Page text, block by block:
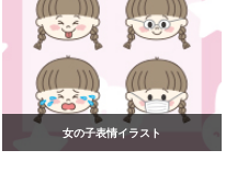
女の子表情イラスト